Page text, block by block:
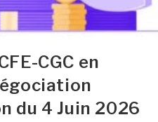
CGC en
du 4 Juin 2026